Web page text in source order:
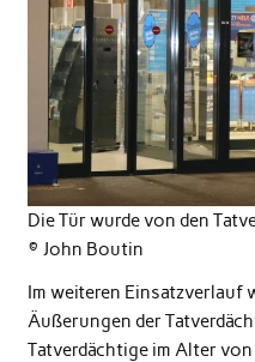
Die Tür wurde von den
© John Boutin
Im weiteren Einsatzverlauf
Äußerungen der
Tatverdächtige im Alter